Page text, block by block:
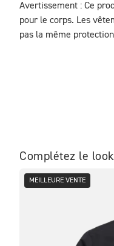
Avertissement : Ce
pour le corps. Les
pas la même
Complétez le look
MEILLEURE VENTE